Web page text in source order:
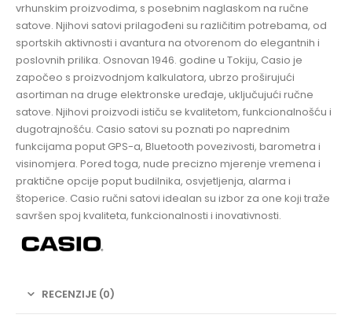
vrhunskim proizvodima, s posebnim naglaskom na ručne
satove. Njihovi satovi prilagođeni su različitim potrebama, od
sportskih aktivnosti i avantura na otvorenom do elegantnih i
poslovnih prilika. Osnovan 1946. godine u Tokiju, Casio je
započeo s proizvodnjom kalkulatora, ubrzo proširujući
asortiman na druge elektronske uređaje, uključujući ručne
satove. Njihovi proizvodi ističu se kvalitetom, funkcionalnošću i
dugotrajnošću. Casio satovi su poznati po naprednim
funkcijama poput GPS-a, Bluetooth povezivosti, barometra i
visinomjera. Pored toga, nude precizno mjerenje vremena i
praktične opcije poput budilnika, osvjetljenja, alarma i
štoperice. Casio ručni satovi idealan su izbor za one koji traže
savršen spoj kvaliteta, funkcionalnosti i inovativnosti.
RECENZIJE (0)